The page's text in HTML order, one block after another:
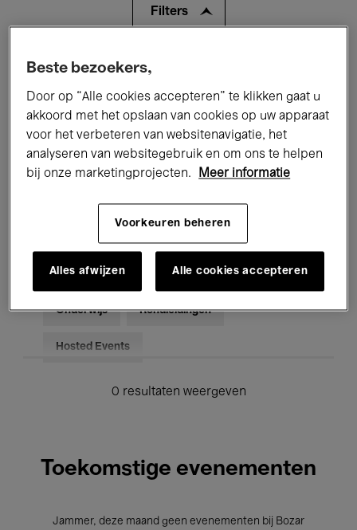
Filters
Alle evenementen
Tentoonstellingen Films
Performances Lezingen & Debatten
Jazz Klassieke Muziek Global Music
Voor iedereen Kids’ Palace
Onderwijs Rondleidingen
Hosted Events
0 resultaten weergeven
Toekomstige evenementen
Jammer, deze maand geen evenementen bij Bozar
Beste bezoekers,
Door op “Alle cookies accepteren” te klikken gaat u
akkoord met het opslaan van cookies op uw apparaat
voor het verbeteren van websitenavigatie, het
analyseren van websitegebruik en om ons te helpen
bij onze marketingprojecten.
Meer informatie
Voorkeuren beheren
Alles afwijzen Alle cookies accepteren